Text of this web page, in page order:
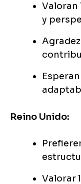
Valoran
y
Reino Unido:
Valorar